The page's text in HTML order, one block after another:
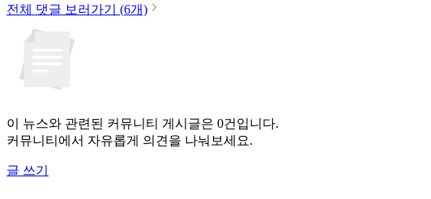
전체 댓글 보러가기 (6개)
이 뉴스와 관련된 커뮤니티 게시글은 0건입니다.
커뮤니티에서 자유롭게 의견을 나눠보세요.
글 쓰기